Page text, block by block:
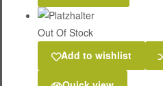
Out Of Stock
Add to wishlist